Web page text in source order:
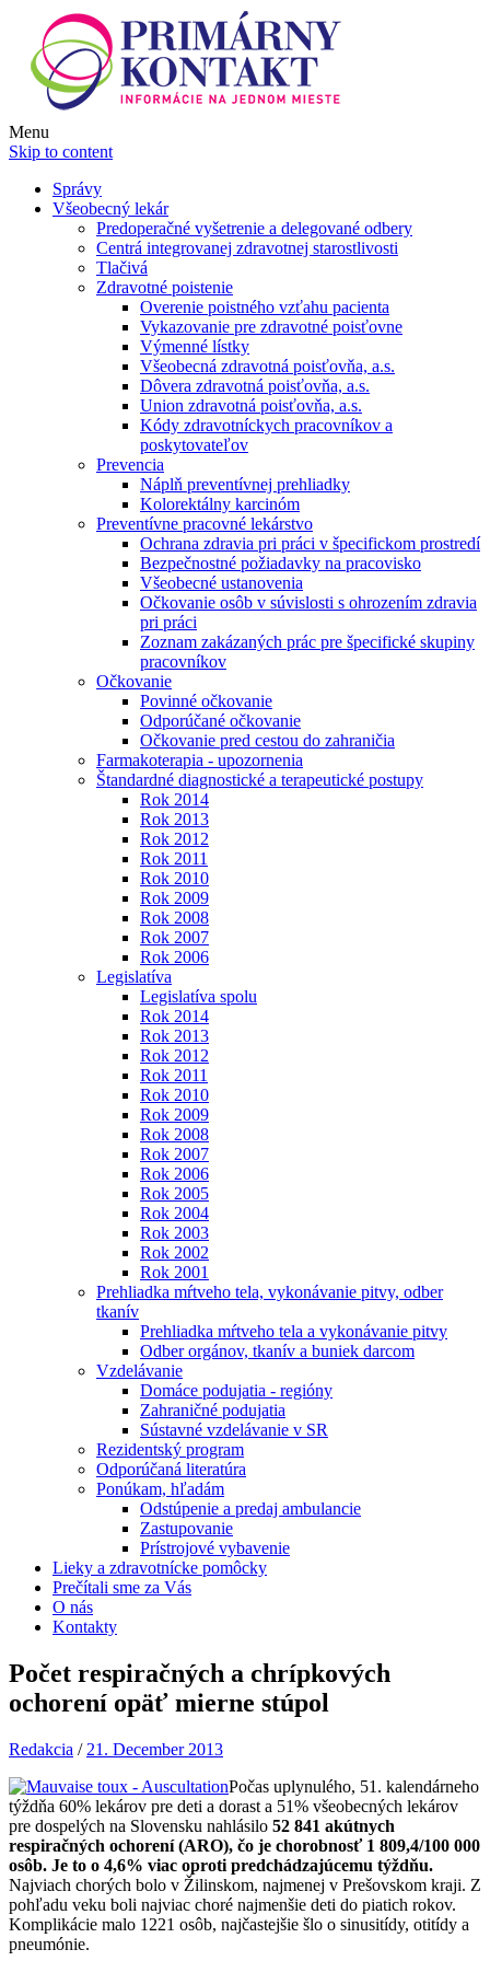
Menu
Skip to content
Správy
Všeobecný lekár
Predoperačné vyšetrenie a delegované odbery
Centrá integrovanej zdravotnej starostlivosti
Tlačivá
Zdravotné poistenie
Overenie poistného vzťahu pacienta
Vykazovanie pre zdravotné poisťovne
Výmenné lístky
Všeobecná zdravotná poisťovňa, a.s.
Dôvera zdravotná poisťovňa, a.s.
Union zdravotná poisťovňa, a.s.
Kódy zdravotníckych pracovníkov a
poskytovateľov
Prevencia
Náplň preventívnej prehliadky
Kolorektálny karcinóm
Preventívne pracovné lekárstvo
Ochrana zdravia pri práci v špecifickom prostredí
Bezpečnostné požiadavky na pracovisko
Všeobecné ustanovenia
Očkovanie osôb v súvislosti s ohrozením zdravia
pri práci
Zoznam zakázaných prác pre špecifické skupiny
pracovníkov
Očkovanie
Povinné očkovanie
Odporúčané očkovanie
Očkovanie pred cestou do zahraničia
Farmakoterapia - upozornenia
Štandardné diagnostické a terapeutické postupy
Rok 2014
Rok 2013
Rok 2012
Rok 2011
Rok 2010
Rok 2009
Rok 2008
Rok 2007
Rok 2006
Legislatíva
Legislatíva spolu
Rok 2014
Rok 2013
Rok 2012
Rok 2011
Rok 2010
Rok 2009
Rok 2008
Rok 2007
Rok 2006
Rok 2005
Rok 2004
Rok 2003
Rok 2002
Rok 2001
Prehliadka mŕtveho tela, vykonávanie pitvy, odber
tkanív
Prehliadka mŕtveho tela a vykonávanie pitvy
Odber orgánov, tkanív a buniek darcom
Vzdelávanie
Domáce podujatia - regióny
Zahraničné podujatia
Sústavné vzdelávanie v SR
Rezidentský program
Odporúčaná literatúra
Ponúkam, hľadám
Odstúpenie a predaj ambulancie
Zastupovanie
Prístrojové vybavenie
Lieky a zdravotnícke pomôcky
Prečítali sme za Vás
O nás
Kontakty
Počet respiračných a chrípkových
ochorení opäť mierne stúpol
Redakcia / 21. December 2013
Počas uplynulého, 51. kalendárneho
týždňa 60% lekárov pre deti a dorast a 51% všeobecných lekárov
pre dospelých na Slovensku nahlásilo 52 841 akútnych
respiračných ochorení (ARO), čo je chorobnosť 1 809,4/100 000
osôb. Je to o 4,6% viac oproti predchádzajúcemu týždňu.
Najviach chorých bolo v Žilinskom, najmenej v Prešovskom kraji. Z
pohľadu veku boli najviac choré najmenšie deti do piatich rokov.
Komplikácie malo 1221 osôb, najčastejšie šlo o sinusitídy, otitídy a
pneumónie.